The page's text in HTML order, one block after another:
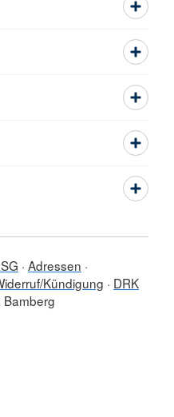
Adressen
Kündigung
DRK